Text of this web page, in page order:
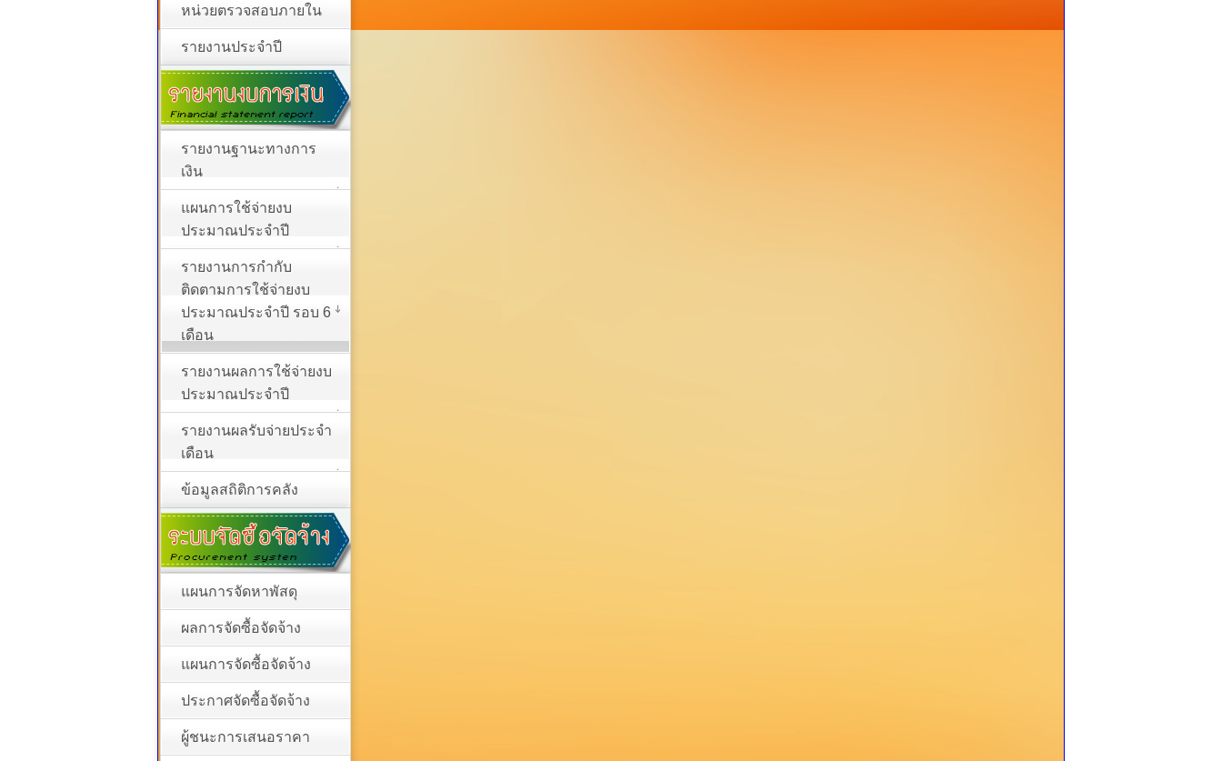
หน่วยตรวจสอบภายใน
รายงานประจำปี
รายงานฐานะทางการ
เงิน
แผนการใช้จ่ายงบ
ประมาณประจำปี
รายงานการกำกับ
ติดตามการใช้จ่ายงบ
ประมาณประจำปี รอบ 6
เดือน
รายงานผลการใช้จ่ายงบ
ประมาณประจำปี
รายงานผลรับจ่ายประจำ
เดือน
ข้อมูลสถิติการคลัง
แผนการจัดหาพัสดุ
ผลการจัดซื้อจัดจ้าง
แผนการจัดซื้อจัดจ้าง
ประกาศจัดซื้อจัดจ้าง
ผู้ชนะการเสนอราคา